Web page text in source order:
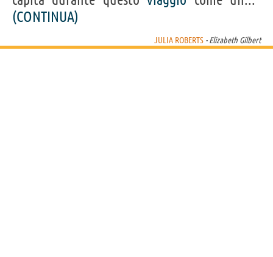
(CONTINUA)
JULIA ROBERTS - Elizabeth Gilbert